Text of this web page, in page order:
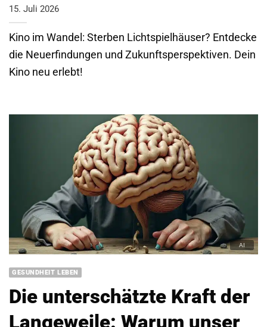
15. Juli 2026
Kino im Wandel: Sterben Lichtspielhäuser? Entdecke
die Neuerfindungen und Zukunftsperspektiven. Dein
Kino neu erlebt!
GESUNDHEIT LEBEN
Die unterschätzte Kraft der
Langeweile: Warum unser